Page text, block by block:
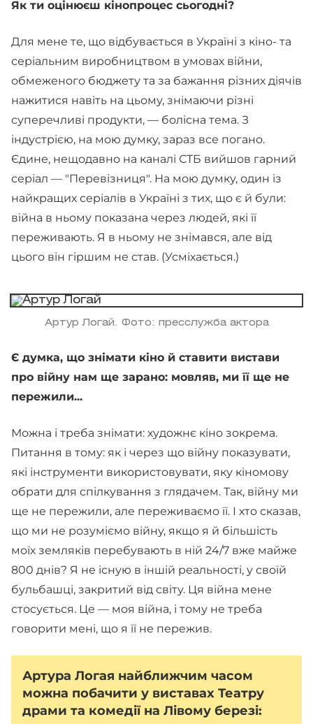
Як ти оцінюєш кінопроцес сьогодні?
Для мене те, що відбувається в Україні з кіно- та
серіальним виробництвом в умовах війни,
обмеженого бюджету та за бажання різних діячів
нажитися навіть на цьому, знімаючи різні
суперечливі продукти, — болісна тема. З
індустрією, на мою думку, зараз все погано.
Єдине, нещодавно на каналі СТБ вийшов гарний
серіал — "Перевізниця". На мою думку, один із
найкращих серіалів в Україні з тих, що є й були:
війна в ньому показана через людей, які її
переживають. Я в ньому не знімався, але від
цього він гіршим не став. (Усміхається.)
Артур Логай. Фото: пресслужба актора
Є думка, що знімати кіно й ставити вистави
про війну нам ще зарано: мовляв, ми її ще не
пережили...
Можна і треба знімати: художнє кіно зокрема.
Питання в тому: як і через що війну показувати,
які інструменти використовувати, яку кіномову
обрати для спілкування з глядачем. Так, війну ми
ще не пережили, але переживаємо її. І хто сказав,
що ми не розуміємо війну, якщо я й більшість
моїх земляків перебувають в ній 24/7 вже майже
800 днів? Я не існую в іншій реальності, у своїй
бульбашці, закритий від світу. Ця війна мене
стосується. Це — моя війна, і тому не треба
говорити мені, що я її не пережив.
Артура Логая найближчим часом
можна побачити у виставах Театру
драми та комедії на Лівому березі: